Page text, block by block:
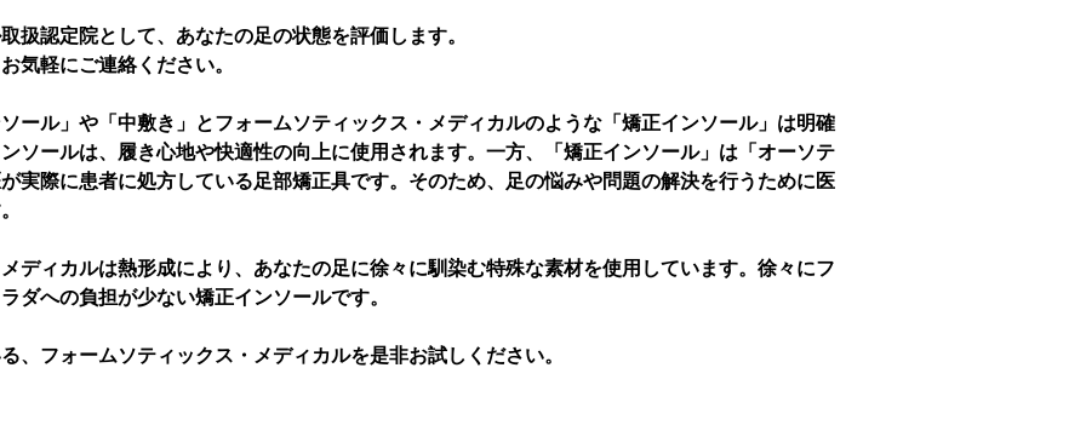
扱認定院として、あなたの足の状態を評価します。
気軽にご連絡ください。
ール」や「中敷き」とフォームソティックス・メディカルのような「矯正インソール」は明確
ソールは、履き心地や快適性の向上に使用されます。一方、「矯正インソール」は「オーソテ
実際に患者に処方している足部矯正具です。そのため、足の悩みや問題の解決を行うために医
ディカルは熱形成により、あなたの足に徐々に馴染む特殊な素材を使用しています。徐々にフ
ダへの負担が少ない矯正インソールです。
、フォームソティックス・メディカルを是非お試しください。